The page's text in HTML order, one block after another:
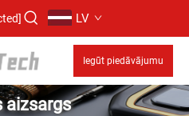
LV
Iegūt piedāvājumu
aizsargs